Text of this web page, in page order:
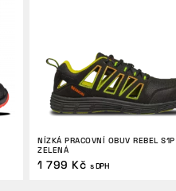
NÍZKÁ PRACOVNÍ OBUV REBEL
ZELENÁ
1 799 Kč s DPH